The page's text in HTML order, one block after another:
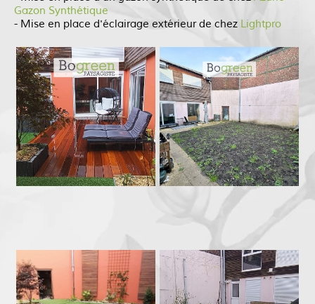
Gazon Synthétique
- Mise en place d'éclairage extérieur de chez Lightpro